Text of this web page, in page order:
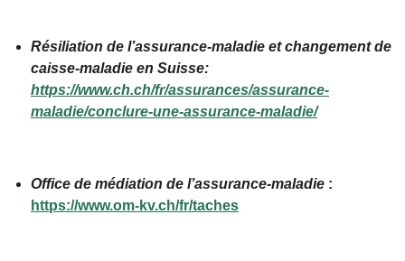
Résiliation de l’assurance-maladie et changement de
caisse-maladie en Suisse:
https://www.ch.ch/fr/assurances/assurance-
maladie/conclure-une-assurance-maladie/
Office de médiation de l’assurance-maladie :
https://www.om-kv.ch/fr/taches